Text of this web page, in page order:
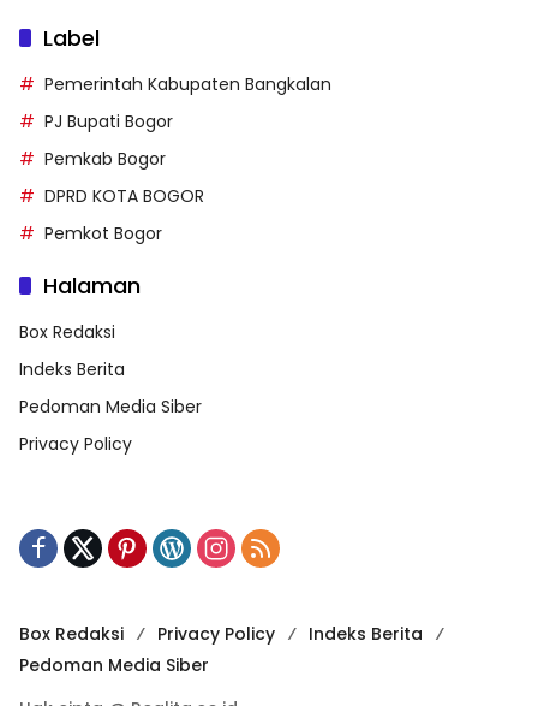
Label
Pemerintah Kabupaten Bangkalan
PJ Bupati Bogor
Pemkab Bogor
DPRD KOTA BOGOR
Pemkot Bogor
Halaman
Box Redaksi
Indeks Berita
Pedoman Media Siber
Privacy Policy
Box Redaksi Privacy Policy
Indeks Berita
Pedoman Media Siber